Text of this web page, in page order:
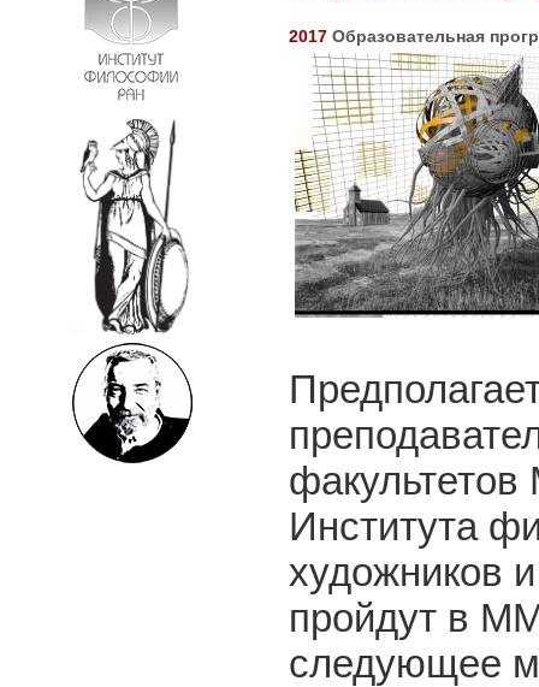
2017 Образовательная
Института
художников
пройдут в
следующее